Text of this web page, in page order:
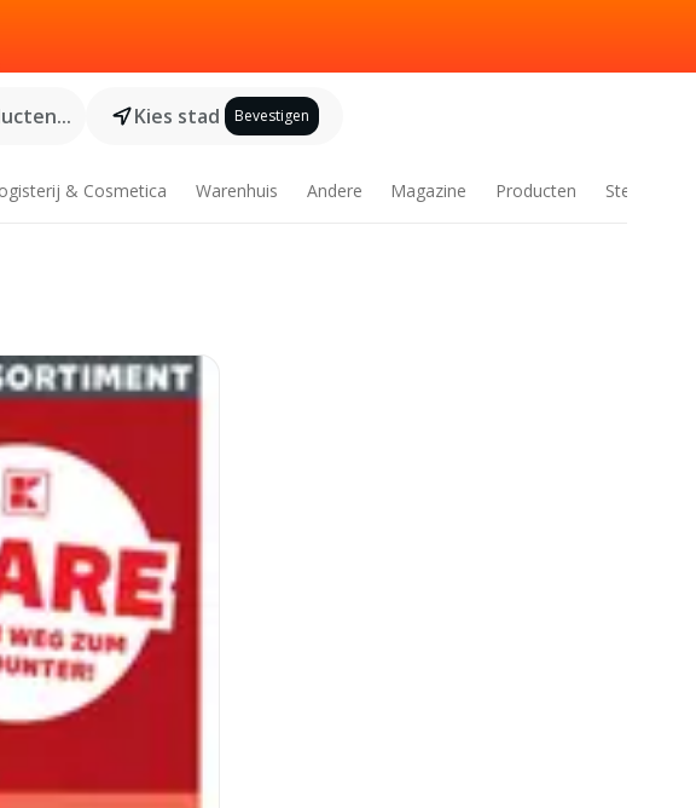
Kies stad Bevestigen
& Cosmetica Warenhuis Andere Magazine Producten Steden